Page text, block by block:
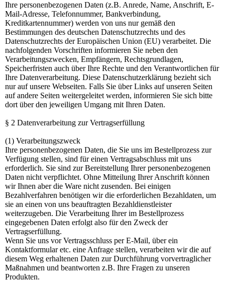
Ihre personenbezogenen Daten (z.B. Anrede, Name, Anschrift, E-
Mail-Adresse, Telefonnummer, Bankverbindung,
Kreditkartennummer) werden von uns nur gemäß den
Bestimmungen des deutschen Datenschutzrechts und des
Datenschutzrechts der Europäischen Union (EU) verarbeitet. Die
nachfolgenden Vorschriften informieren Sie neben den
Verarbeitungszwecken, Empfängern, Rechtsgrundlagen,
Speicherfristen auch über Ihre Rechte und den Verantwortlichen für
Ihre Datenverarbeitung. Diese Datenschutzerklärung bezieht sich
nur auf unsere Webseiten. Falls Sie über Links auf unseren Seiten
auf andere Seiten weitergeleitet werden, informieren Sie sich bitte
dort über den jeweiligen Umgang mit Ihren Daten.
§ 2 Datenverarbeitung zur Vertragserfüllung
(1) Verarbeitungszweck
Ihre personenbezogenen Daten, die Sie uns im Bestellprozess zur
Verfügung stellen, sind für einen Vertragsabschluss mit uns
erforderlich. Sie sind zur Bereitstellung Ihrer personenbezogenen
Daten nicht verpflichtet. Ohne Mitteilung Ihrer Anschrift können
wir Ihnen aber die Ware nicht zusenden. Bei einigen
Bezahlverfahren benötigen wir die erforderlichen Bezahldaten, um
sie an einen von uns beauftragten Bezahldienstleister
weiterzugeben. Die Verarbeitung Ihrer im Bestellprozess
eingegebenen Daten erfolgt also für den Zweck der
Vertragserfüllung.
Wenn Sie uns vor Vertragsschluss per E-Mail, über ein
Kontaktformular etc. eine Anfrage stellen, verarbeiten wir die auf
diesem Weg erhaltenen Daten zur Durchführung vorvertraglicher
Maßnahmen und beantworten z.B. Ihre Fragen zu unseren
Produkten.